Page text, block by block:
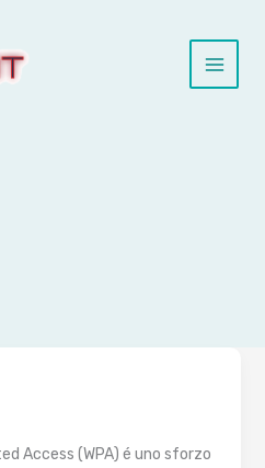
Access (WPA) é uno sforzo